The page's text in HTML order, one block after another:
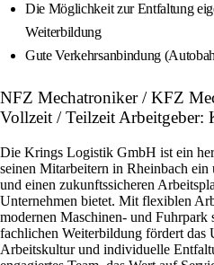
Die Möglichkeit zur Entfaltung
Weiterbildung
Gute Verkehrsanbindung
NFZ Mechatroniker / KFZ
Vollzeit / Teilzeit
Die Krings Logistik GmbH ist ein
seinen Mitarbeitern in Rheinbach ein
und einen zukunftssicheren
Unternehmen bietet. Mit flexiblen
modernen Maschinen- und
fachlichen Weiterbildung fördert das
Arbeitskultur und individuelle